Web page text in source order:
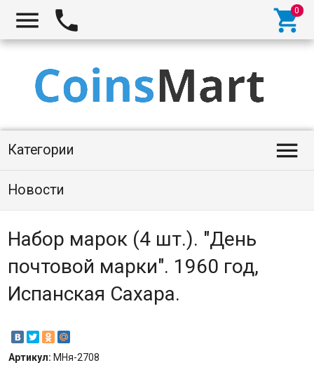
  
Категории 
Новости
Набор марок (4 шт.). "День
почтовой марки". 1960 год,
Испанская Сахара.
Артикул: МНя-2708